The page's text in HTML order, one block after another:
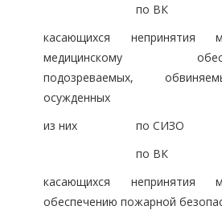
по ВК
касающихся
медицинскому
подозреваемых,
осужденных
из них по СИЗО
по ВК
касающихся
обеспечению пожарной